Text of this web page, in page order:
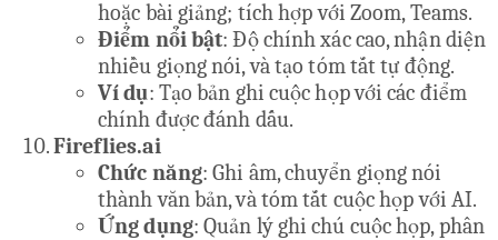
hoặc bài giảng; tích hợp với Zoom, Teams.
Điểm nổi bật: Độ chính xác cao, nhận diện
nhiều giọng nói, và tạo tóm tắt tự động.
Ví dụ: Tạo bản ghi cuộc họp với các điểm
chính được đánh dấu.
Fireflies.ai
Chức năng: Ghi âm, chuyển giọng nói
thành văn bản, và tóm tắt cuộc họp với AI.
Ứng dụng: Quản lý ghi chú cuộc họp, phân